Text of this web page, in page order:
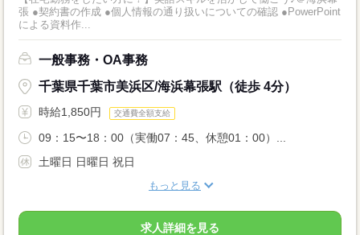
張 ●契約書の作成 ●個人情報の通り扱いについての確認 ●PowerPoint
による資料作...
一般事務・OA事務
千葉県千葉市美浜区/海浜幕張駅（徒歩 4分）
時給1,850円 交通費全額支給
09：15〜18：00（実働07：45、休憩01：00）...
土曜日 日曜日 祝日
もっと見る
求人詳細を見る